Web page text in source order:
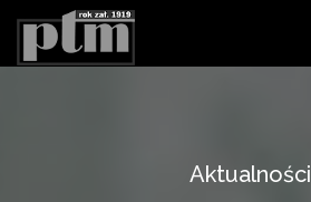
Aktualności